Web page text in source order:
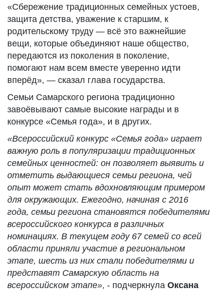
«Сбережение традиционных семейных устоев,
защита детства, уважение к старшим, к
родительскому труду — всё это важнейшие
вещи, которые объединяют наше общество,
передаются из поколения в поколение,
помогают нам всем вместе уверенно идти
вперёд», — сказал глава государства.
Семьи Самарского региона традиционно
завоёвывают самые высокие награды и в
конкурсе «Семья года», и в других.
«Всероссийский конкурс «Семья года» играет
важную роль в популяризации традиционных
семейных ценностей: он позволяет выявить и
отметить выдающиеся семьи региона, чей
опыт может стать вдохновляющим примером
для окружающих. Ежегодно, начиная с 2016
года, семьи региона становятся победителями
всероссийского конкурса в различных
номинациях. В текущем году 67 семей со всей
области приняли участие в региональном
этапе, шесть из них стали победителями и
представят Самарскую область на
всероссийском этапе», - подчеркнула Оксана